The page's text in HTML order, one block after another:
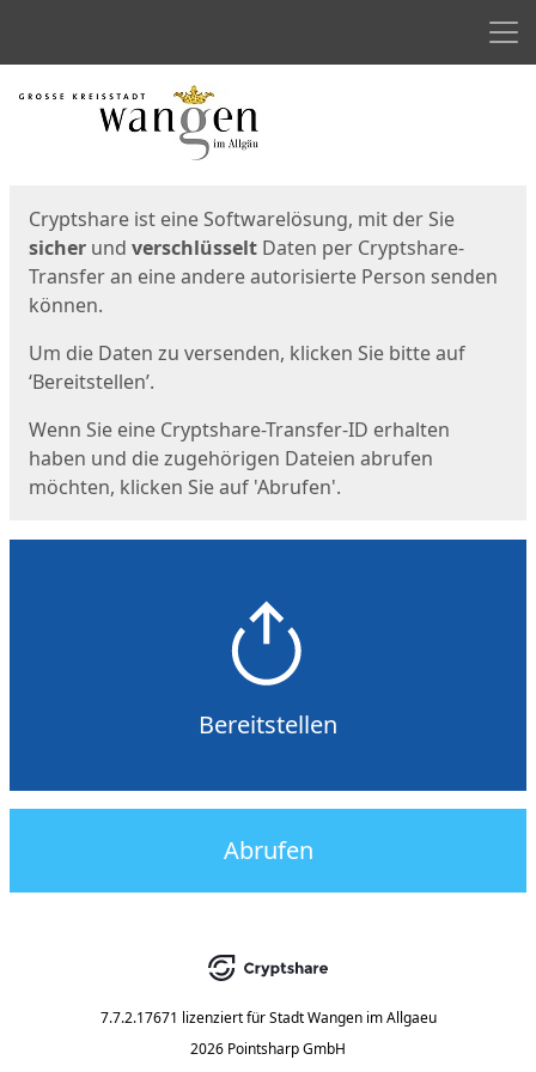
Start
Cryptshare ist eine Softwarelösung, mit der Sie
sicher und verschlüsselt Daten per Cryptshare-
Transfer an eine andere autorisierte Person senden
können.
Um die Daten zu versenden, klicken Sie bitte auf
‘Bereitstellen’.
Wenn Sie eine Cryptshare-Transfer-ID erhalten
haben und die zugehörigen Dateien abrufen
möchten, klicken Sie auf 'Abrufen'.
Bereitstellen
Abrufen
7.7.2.17671 lizenziert für Stadt Wangen im Allgaeu
2026 Pointsharp GmbH